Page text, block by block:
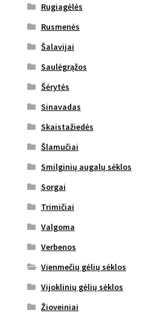
Rugiagėlės
Rusmenės
Šalavijai
Saulėgrąžos
Šėrytės
Sinavadas
Skaistažiedės
Šlamučiai
Smilginių augalų sėklos
Sorgai
Trimičiai
Valgoma
Verbenos
Vienmečių gėlių sėklos
Vijoklinių gėlių sėklos
Žioveiniai